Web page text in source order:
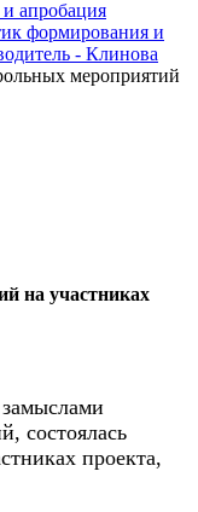
и апробация
формирования и
- Клинова
мероприятий
на участниках
состоялась
проекта,